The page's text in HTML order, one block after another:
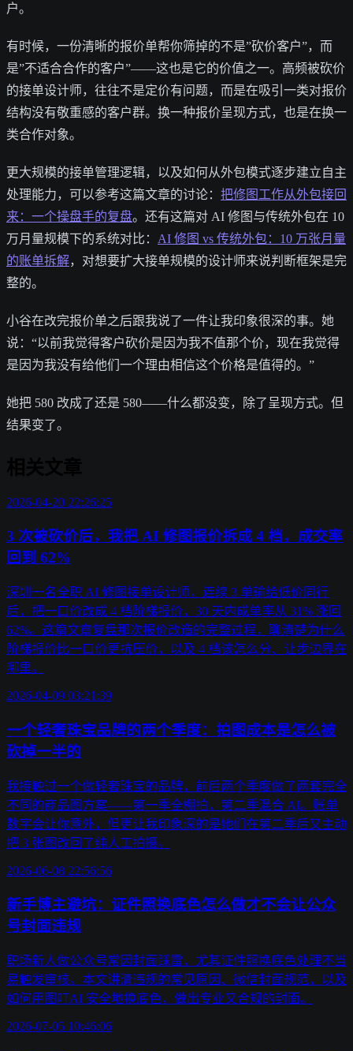
户。
有时候，一份清晰的报价单帮你筛掉的不是”砍价客户”，而
是”不适合合作的客户”——这也是它的价值之一。高频被砍价
的接单设计师，往往不是定价有问题，而是在吸引一类对报价
结构没有敬重感的客户群。换一种报价呈现方式，也是在换一
类合作对象。
更大规模的接单管理逻辑，以及如何从外包模式逐步建立自主
处理能力，可以参考这篇文章的讨论： 把修图工作从外包接回
来：一个操盘手的复盘。还有这篇对 AI 修图与传统外包在 10
万月量规模下的系统对比： AI 修图 vs 传统外包：10 万张月量
的账单拆解，对想要扩大接单规模的设计师来说判断框架是完
整的。
小谷在改完报价单之后跟我说了一件让我印象很深的事。她
说：“以前我觉得客户砍价是因为我不值那个价，现在我觉得
是因为我没有给他们一个理由相信这个价格是值得的。”
她把 580 改成了还是 580——什么都没变，除了呈现方式。但
结果变了。
2026-04-20 22:26:25
3 次被砍价后，我把 AI 修图报价拆成 4 档，成交率
回到 62%
深圳一名全职 AI 修图接单设计师，连续 3 单输给低价同行
后，把一口价改成 4 档阶梯报价，30 天内成单率从 31% 涨回
62%。这篇文章复盘那次报价改造的完整过程，聊清楚为什么
阶梯报价比一口价更抗压价，以及 4 档该怎么分、让步边界在
哪里。
2026-04-09 03:21:39
一个轻奢珠宝品牌的两个季度：拍图成本是怎么被
砍掉一半的
我接触过一个做轻奢珠宝的品牌，前后两个季度做了两套完全
不同的商品图方案——第一季全棚拍，第二季混合 AI。账单
数字会让你意外，但更让我印象深的是她们在第二季后又主动
把 3 张图改回了纯人工拍摄。
2026-06-08 22:56:56
新手博主避坑：证件照换底色怎么做才不会让公众
号封面违规
职场新人做公众号常因封面踩雷，尤其证件照换底色处理不当
易触发审核。本文讲清违规的常见原因、微信封面规范，以及
如何用图叮AI 安全地换底色，做出专业又合规的封面。
2026-07-05 10:46:06